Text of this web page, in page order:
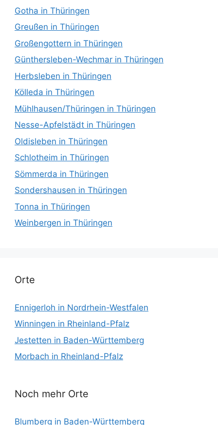
Gotha in Thüringen
Greußen in Thüringen
Großengottern in Thüringen
Günthersleben-Wechmar in Thüringen
Herbsleben in Thüringen
Kölleda in Thüringen
Mühlhausen/Thüringen in Thüringen
Nesse-Apfelstädt in Thüringen
Oldisleben in Thüringen
Schlotheim in Thüringen
Sömmerda in Thüringen
Sondershausen in Thüringen
Tonna in Thüringen
Weinbergen in Thüringen
Orte
Ennigerloh in Nordrhein-Westfalen
Winningen in Rheinland-Pfalz
Jestetten in Baden-Württemberg
Morbach in Rheinland-Pfalz
Noch mehr Orte
Blumberg in Baden-Württemberg